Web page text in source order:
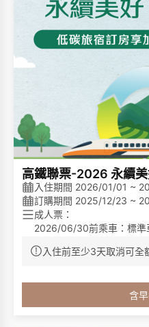
高鐵聯票-2026 永續
入住期間 2026/01/01 ~
訂購期間 2025/12/23 ~
成人票：
2026/06/30前乘車：標準
期)85折。
票票價95折優惠。
優待票：符合敬老、愛心
優惠。
1. 依房型含翌日成人早餐
2. 客房內僅提供毛巾、洗
性備品(例如:梳子、牙刷
入住前至少3天取消可全
含